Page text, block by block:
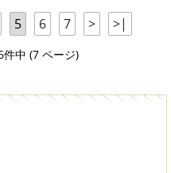
5 6 7 > >|
中 (7 ページ)